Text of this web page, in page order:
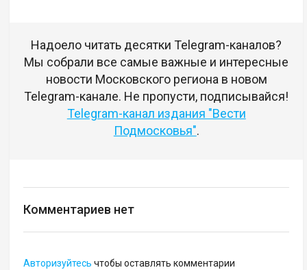
Надоело читать десятки Telegram-каналов?
Мы собрали все самые важные и интересные
новости Московского региона в новом
Telegram-канале. Не пропусти, подписывайся!
Telegram-канал издания "Вести
Подмосковья".
Комментариев нет
Авторизуйтесь чтобы оставлять комментарии